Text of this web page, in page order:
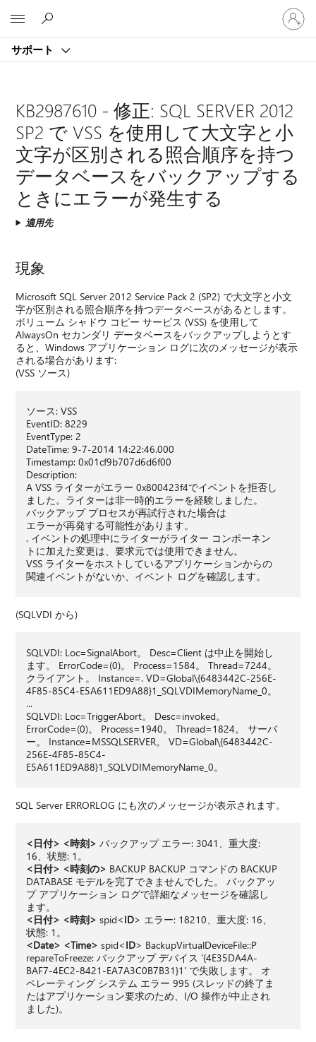
サポート
ア
カ
ウ
イ
ン
イ
ン
す
る
KB2987610 - 修正: SQL SERVER 2012
SP2 で VSS を使用して大文字と小
文字が区別される照合順序を持つ
データベースをバックアップする
ときにエラーが発生する
適用先
現象
Microsoft SQL Server 2012 Service Pack 2 (SP2) で大文字と小文
字が区別される照合順序を持つデータベースがあるとします。
ボリューム シャドウ コピー サービス (VSS) を使用して
AlwaysOn セカンダリ データベースをバックアップしようとす
ると、Windows アプリケーション ログに次のメッセージが表示
される場合があります:
(VSS ソース)
ソース: VSS
EventID: 8229
EventType: 2
DateTime: 9-7-2014 14:22:46.000
Timestamp: 0x01cf9b707d6d6f00
Description:
A VSS ライターがエラー 0x800423f4でイベントを拒否し
ました。ライターは非一時的エラーを経験しました。
バックアップ プロセスが再試行された場合は
エラーが再発する可能性があります。
. イベントの処理中にライターがライター コンポーネン
トに加えた変更は、要求元では使用できません。
VSS ライターをホストしているアプリケーションからの
関連イベントがないか、イベント ログを確認します。
(SQLVDI から)
SQLVDI: Loc=SignalAbort。 Desc=Client は中止を開始し
ます。 ErrorCode=(0)。 Process=1584。 Thread=7244。
クライアント。 Instance=. VD=Global\{6483442C-256E-
4F85-85C4-E5A611ED9A88}1_SQLVDIMemoryName_0。
...
SQLVDI: Loc=TriggerAbort。 Desc=invoked。
ErrorCode=(0)。 Process=1940。 Thread=1824。 サーバ
ー。 Instance=MSSQLSERVER。 VD=Global\{6483442C-
256E-4F85-85C4-
E5A611ED9A88}1_SQLVDIMemoryName_0。
SQL Server ERRORLOG にも次のメッセージが表示されます。
<日付> <時刻> バックアップ エラー: 3041、重大度:
16、状態: 1。
<日付> <時刻の> BACKUP BACKUP コマンドの BACKUP
DATABASE モデルを完了できませんでした。 バックアッ
プ アプリケーション ログで詳細なメッセージを確認し
ます。
<日付> <時刻> spid<ID> エラー: 18210、重大度: 16、
状態: 1。
<Date> <Time> spid<ID> BackupVirtualDeviceFile::P
repareToFreeze: バックアップ デバイス '{4E35DA4A-
BAF7-4EC2-8421-EA7A3C0B7B31}1' で失敗します。 オ
ペレーティング システム エラー 995 (スレッドの終了ま
たはアプリケーション要求のため、I/O 操作が中止され
ました)。